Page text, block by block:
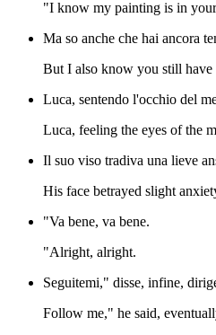
"I know my painting is in
Ma so anche che hai ancora
But I also know you still
Luca, sentendo l'occhio del
Luca, feeling the eyes of the
Il suo viso tradiva una lieve
His face betrayed slight
"Va bene, va bene.
"Alright, alright.
Seguitemi," disse, infine,
Follow me," he said,